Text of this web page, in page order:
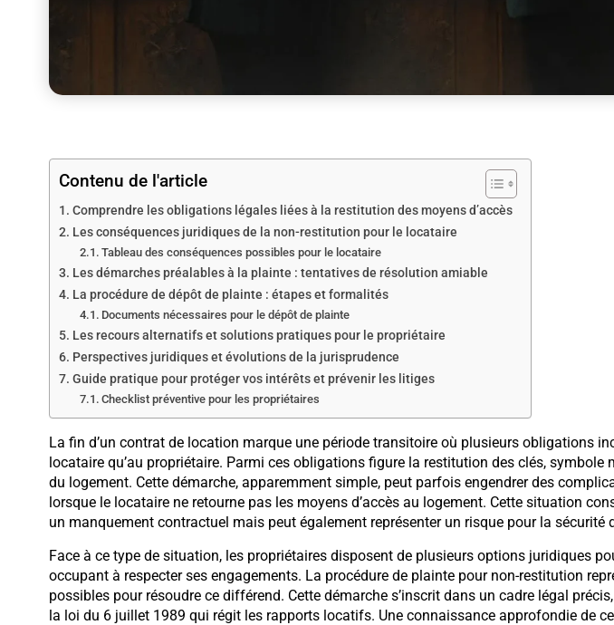
Contenu de l'article
Comprendre les obligations légales liées à la restitution des moyens d’accès
Les conséquences juridiques de la non-restitution pour le locataire
Tableau des conséquences possibles pour le locataire
Les démarches préalables à la plainte : tentatives de résolution amiable
La procédure de dépôt de plainte : étapes et formalités
Documents nécessaires pour le dépôt de plainte
Les recours alternatifs et solutions pratiques pour le propriétaire
Perspectives juridiques et évolutions de la jurisprudence
Guide pratique pour protéger vos intérêts et prévenir les litiges
Checklist préventive pour les propriétaires
La fin d’un contrat de location marque une période transitoire où plusieurs obligations
locataire qu’au propriétaire. Parmi ces obligations figure la restitution des clés, symbole
du logement. Cette démarche, apparemment simple, peut parfois engendrer des
lorsque le locataire ne retourne pas les moyens d’accès au logement. Cette situation
un manquement contractuel mais peut également représenter un risque pour la sécurité
Face à ce type de situation, les propriétaires disposent de plusieurs options juridiques
occupant à respecter ses engagements. La procédure de plainte pour non-restitution
possibles pour résoudre ce différend. Cette démarche s’inscrit dans un cadre légal
la loi du 6 juillet 1989 qui régit les rapports locatifs. Une connaissance approfondie de